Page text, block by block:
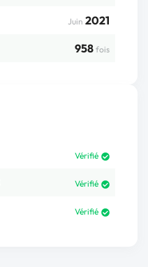
Juin 2021
958 fois
Vérifié
Vérifié
Vérifié